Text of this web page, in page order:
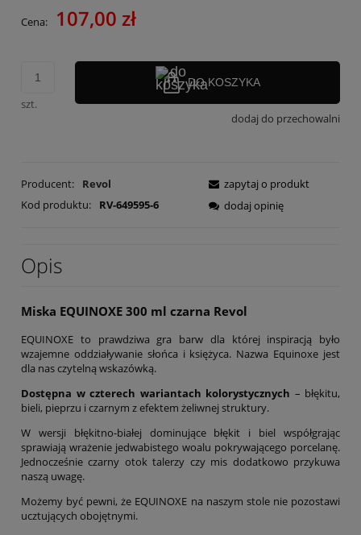
Cena: 107,00 zł
szt.
DO KOSZYKA
dodaj do przechowalni
Producent:
Revol
Kod produktu:
RV-649595-6
zapytaj o produkt
dodaj opinię
Opis
Miska EQUINOXE 300 ml czarna Revol
EQUINOXE to prawdziwa gra barw dla której inspiracją było
wzajemne oddziaływanie słońca i księżyca. Nazwa Equinoxe jest
dla nas czytelną wskazówką.
Dostępna w czterech wariantach kolorystycznych – błękitu,
bieli, pieprzu i czarnym z efektem żeliwnej struktury.
W wersji błękitno-białej dominujące błękit i biel współgrając
sprawiają wrażenie jedwabistego woalu pokrywającego porcelanę.
Jednocześnie czarny otok talerzy czy mis dodatkowo przykuwa
naszą uwagę.
Możemy być pewni, że EQUINOXE na naszym stole nie pozostawi
ucztujących obojętnymi.